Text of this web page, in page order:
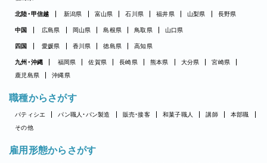
北陸・甲信越 新潟県 富山県 石川県 福井県 山梨県 長野県
中国 広島県 岡山県 島根県 鳥取県 山口県
四国 愛媛県 香川県 徳島県 高知県
九州・沖縄 福岡県 佐賀県 長崎県 熊本県 大分県
宮崎県
鹿児島県
沖縄県
職種からさがす
パティシエ パン職人・パン製造 販売・接客 和菓子職人 講師
本部職
その他
雇用形態からさがす